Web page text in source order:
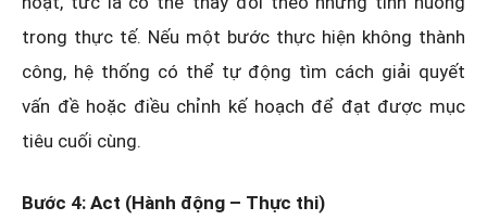
trong thực tế. Nếu một bước thực hiện không thành
công, hệ thống có thể tự động tìm cách giải quyết
vấn đề hoặc điều chỉnh kế hoạch để đạt được mục
tiêu cuối cùng.
Bước 4: Act (Hành động – Thực thi)